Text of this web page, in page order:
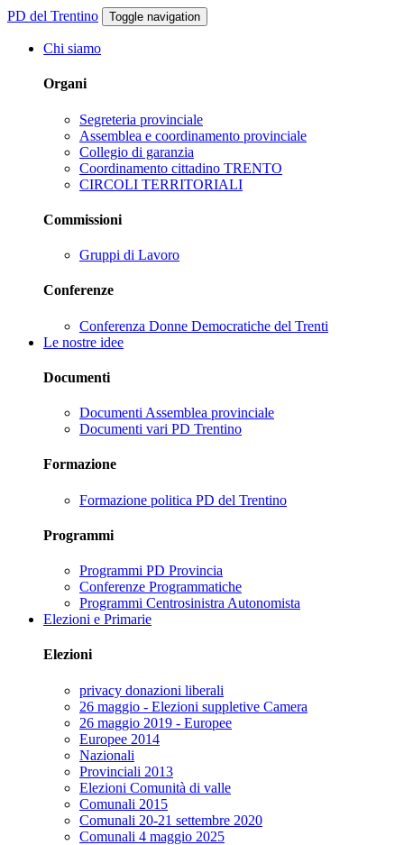
PD del Trentino Toggle navigation
Chi siamo
Organi
Segreteria provinciale
Assemblea e coordinamento provinciale
Collegio di garanzia
Coordinamento cittadino TRENTO
CIRCOLI TERRITORIALI
Commissioni
Gruppi di Lavoro
Conferenze
Conferenza Donne Democratiche del Trenti
Le nostre idee
Documenti
Documenti Assemblea provinciale
Documenti vari PD Trentino
Formazione
Formazione politica PD del Trentino
Programmi
Programmi PD Provincia
Conferenze Programmatiche
Programmi Centrosinistra Autonomista
Elezioni e Primarie
Elezioni
privacy donazioni liberali
26 maggio - Elezioni suppletive Camera
26 maggio 2019 - Europee
Europee 2014
Nazionali
Provinciali 2013
Elezioni Comunità di valle
Comunali 2015
Comunali 20-21 settembre 2020
Comunali 4 maggio 2025